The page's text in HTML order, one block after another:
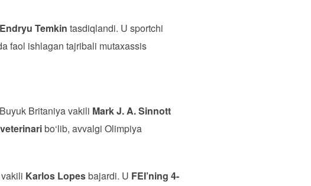
Endryu Temkin tasdiqlandi. U sportchi
faol ishlagan tajribali mutaxassis
Britaniya vakili Mark J. A. Sinnott
bo‘lib, avvalgi Olimpiya
Karlos Lopesbajardi. U FEI’ning 4-